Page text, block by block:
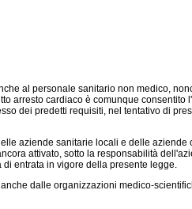
al personale sanitario non medico,
arresto cardiaco è comunque
dei predetti requisiti, nel tentativo di
aziende sanitarie locali e delle
attivato, sotto la responsabilità
entrata in vigore della presente legge.
dalle organizzazioni medico-